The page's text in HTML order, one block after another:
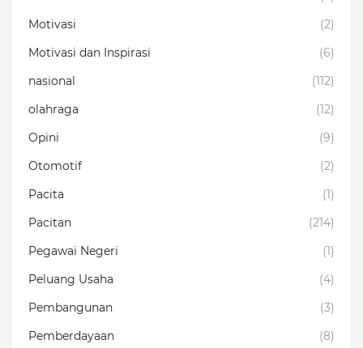
Motivasi
(2)
Motivasi dan Inspirasi
(6)
nasional
(112)
olahraga
(12)
Opini
(9)
Otomotif
(2)
Pacita
(1)
Pacitan
(214)
Pegawai Negeri
(1)
Peluang Usaha
(4)
Pembangunan
(3)
Pemberdayaan
(8)